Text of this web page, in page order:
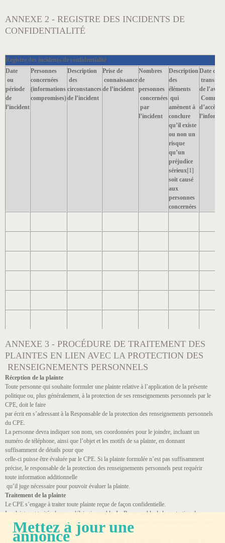
ANNEXE 2 - REGISTRE DES INCIDENTS DE
CONFIDENTIALITÉ
Registre des incidents de confidentialité
Date
ou
période
de
l’incident
Personnes
concernées
(informations
compromises)
Description
des
circonstances
de l’incident
Prise de
connaissance
de l’incident
Nombres
de
personnes
concernées
par
l’incident
Description
des
éléments
qui
amènent à
conclure
qu’il existe
ou non un
risque
qu’un
préjudice
sérieux[1]
soit causé
aux
personnes
concernées
Date de
de l’avis
d’accès à
ANNEXE 3 - PROCÉDURE DE TRAITEMENT DES
PLAINTES EN LIEN AVEC LA PROTECTION DES
RENSEIGNEMENTS PERSONNELS
Réception de la plainte
Toute personne qui souhaite formuler une plainte relative à l’application de la présente
politique ou, plus généralement, à la protection de ses renseignements personnels par le
CPE, doit le faire
par écrit en s’adressant à la Responsable de la protection des renseignements personnels
du CPE.
La personne devra indiquer son nom, ses coordonnées pour le joindre, incluant un
numéro de téléphone, ainsi que l’objet et les motifs de sa plainte, en donnant
suffisamment de détails pour que
celle-ci puisse être évaluée par le CPE. Si la plainte formulée n’est pas suffisamment
précise, le responsable de la protection des renseignements personnels peut requérir
toute information additionnelle
qu’il juge nécessaire pour pouvoir évaluer la plainte.
Traitement de la plainte
Le CPE s’engage à traiter toute plainte reçue de façon confidentielle.
La plainte est traitée dans un délai raisonnable. La Responsable de la protection des
renseignements personnels doit évaluer la plainte et formuler une réponse motivée écrite
à la personne plaignante.
Cette évaluation visera à déterminer si le traitement des renseignements personnels par le
Mettez à jour une
annonce